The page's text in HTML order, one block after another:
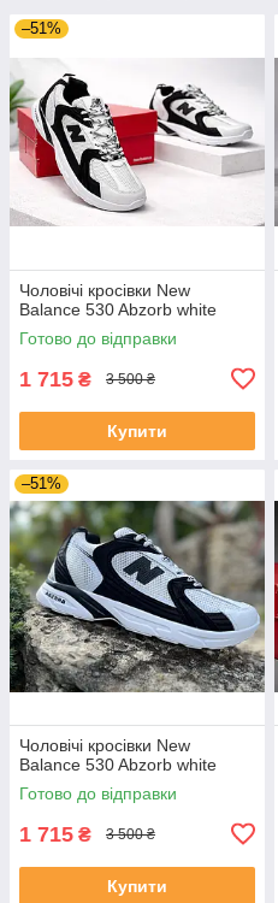
–51%
Чоловічі кросівки New
Balance 530 Abzorb white
Готово до відправки
1 715 ₴ 3 500 ₴
Купити
–51%
Чоловічі кросівки New
Balance 530 Abzorb white
Готово до відправки
1 715 ₴ 3 500 ₴
Купити